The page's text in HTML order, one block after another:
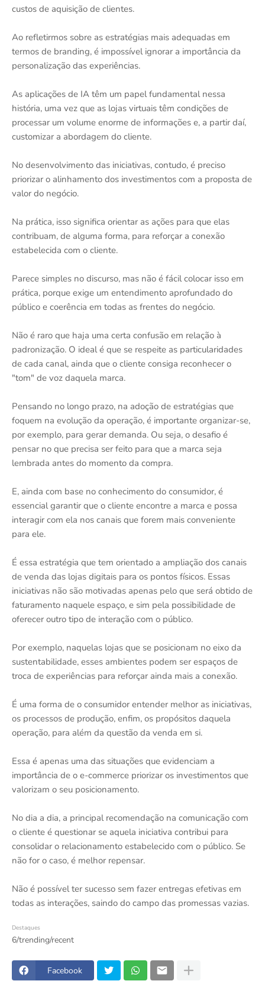
custos de aquisição de clientes.
Ao refletirmos sobre as estratégias mais adequadas em
termos de branding, é impossível ignorar a importância da
personalização das experiências.
As aplicações de IA têm um papel fundamental nessa
história, uma vez que as lojas virtuais têm condições de
processar um volume enorme de informações e, a partir daí,
customizar a abordagem do cliente.
No desenvolvimento das iniciativas, contudo, é preciso
priorizar o alinhamento dos investimentos com a proposta de
valor do negócio.
Na prática, isso significa orientar as ações para que elas
contribuam, de alguma forma, para reforçar a conexão
estabelecida com o cliente.
Parece simples no discurso, mas não é fácil colocar isso em
prática, porque exige um entendimento aprofundado do
público e coerência em todas as frentes do negócio.
Não é raro que haja uma certa confusão em relação à
padronização. O ideal é que se respeite as particularidades
de cada canal, ainda que o cliente consiga reconhecer o
"tom" de voz daquela marca.
Pensando no longo prazo, na adoção de estratégias que
foquem na evolução da operação, é importante organizar-se,
por exemplo, para gerar demanda. Ou seja, o desafio é
pensar no que precisa ser feito para que a marca seja
lembrada antes do momento da compra.
E, ainda com base no conhecimento do consumidor, é
essencial garantir que o cliente encontre a marca e possa
interagir com ela nos canais que forem mais conveniente
para ele.
É essa estratégia que tem orientado a ampliação dos canais
de venda das lojas digitais para os pontos físicos. Essas
iniciativas não são motivadas apenas pelo que será obtido de
faturamento naquele espaço, e sim pela possibilidade de
oferecer outro tipo de interação com o público.
Por exemplo, naquelas lojas que se posicionam no eixo da
sustentabilidade, esses ambientes podem ser espaços de
troca de experiências para reforçar ainda mais a conexão.
É uma forma de o consumidor entender melhor as iniciativas,
os processos de produção, enfim, os propósitos daquela
operação, para além da questão da venda em si.
Essa é apenas uma das situações que evidenciam a
importância de o e-commerce priorizar os investimentos que
valorizam o seu posicionamento.
No dia a dia, a principal recomendação na comunicação com
o cliente é questionar se aquela iniciativa contribui para
consolidar o relacionamento estabelecido com o público. Se
não for o caso, é melhor repensar.
Não é possível ter sucesso sem fazer entregas efetivas em
todas as interações, saindo do campo das promessas vazias.
Destaques
6/trending/recent
Facebook